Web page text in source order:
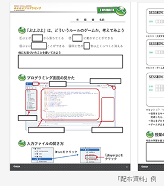
「配布資料」例